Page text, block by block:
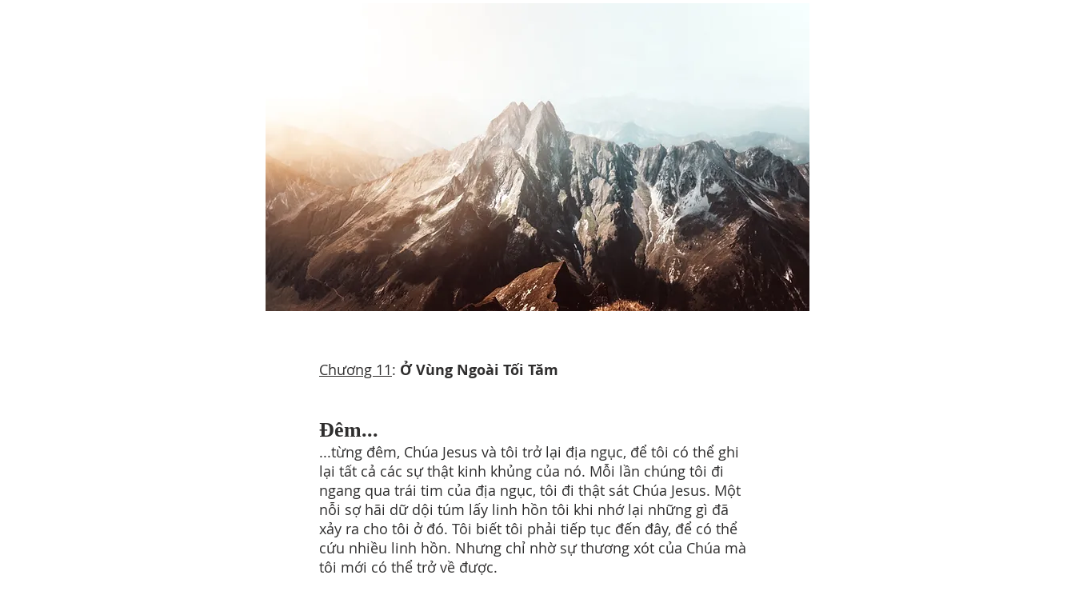
Chương 11: Ở Vùng Ngoài Tối Tăm
Đêm...
...từng đêm, Chúa Jesus và tôi trở lại địa ngục, để tôi có thể ghi
lại tất cả các sự thật kinh khủng của nó. Mỗi lần chúng tôi đi
ngang qua trái tim của địa ngục, tôi đi thật sát Chúa Jesus. Một
nỗi sợ hãi dữ dội túm lấy linh hồn tôi khi nhớ lại những gì đã
xảy ra cho tôi ở đó. Tôi biết tôi phải tiếp tục đến đây, để có thể
cứu nhiều linh hồn. Nhưng chỉ nhờ sự thương xót của Chúa mà
tôi mới có thể trở về được.